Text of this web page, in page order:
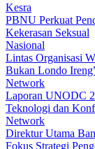
Kesra
PBNU Perkuat
Kekerasan Seksual
Nasional
Lintas Organisasi
Bukan Londo
Network
Laporan UNODC
Teknologi dan
Network
Direktur Utama
Fokus Strategi